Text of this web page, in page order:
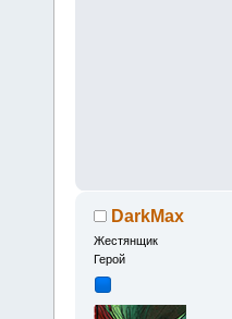
DarkMax
Жестянщик
Герой